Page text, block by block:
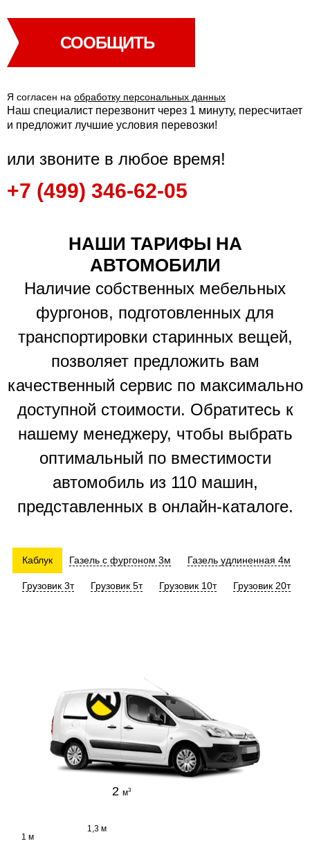
СООБЩИТЬ
Я согласен на обработку персональных данных
Наш специалист перезвонит через 1 минуту, пересчитает
и предложит лучшие условия перевозки!
или звоните в любое время!
+7 (499) 346-62-05
НАШИ ТАРИФЫ НА
АВТОМОБИЛИ
Наличие собственных мебельных
фургонов, подготовленных для
транспортировки старинных вещей,
позволяет предложить вам
качественный сервис по максимально
доступной стоимости. Обратитесь к
нашему менеджеру, чтобы выбрать
оптимальный по вместимости
автомобиль из 110 машин,
представленных в онлайн-каталоге.
Каблук Газель с фургоном 3м Газель удлиненная 4м
Грузовик 3т Грузовик 5т Грузовик 10т Грузовик 20т
2 м3
1 м
1,3 м